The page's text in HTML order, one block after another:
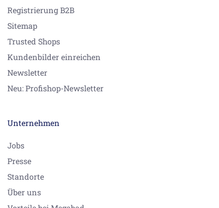
Registrierung B2B
Sitemap
Trusted Shops
Kundenbilder einreichen
Newsletter
Neu: Profishop-Newsletter
Unternehmen
Jobs
Presse
Standorte
Über uns